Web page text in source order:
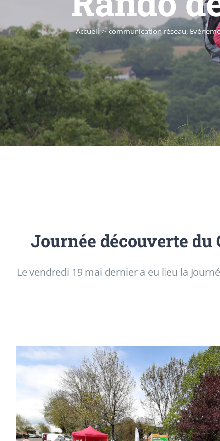
Accueil communication réseau
Journée découverte du
Le vendredi 19 mai dernier a eu lieu la